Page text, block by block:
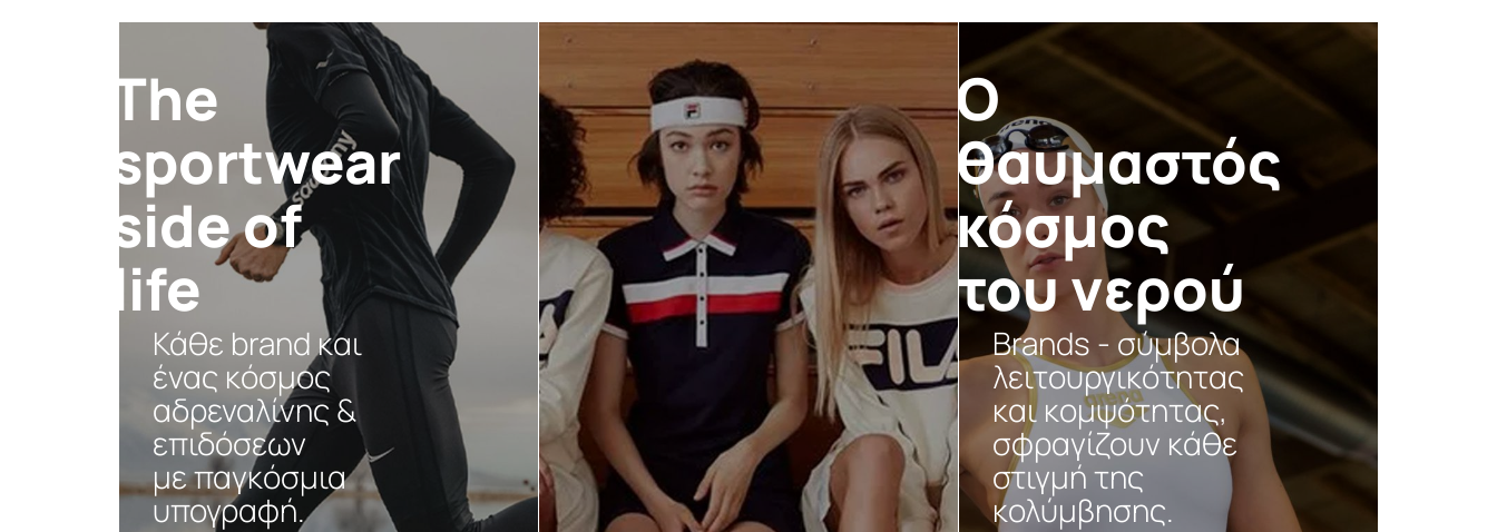
Τhe
sportwear
side of
life
Κάθε brand και
ένας κόσμος
αδρεναλίνης &
επιδόσεων
με παγκόσμια
υπογραφή.
Ο
θαυμαστός
κόσμος
του νερού
Brands - σύμβολα
λειτουργικότητας
και κομψότητας,
σφραγίζουν κάθε
στιγμή της
κολύμβησης.